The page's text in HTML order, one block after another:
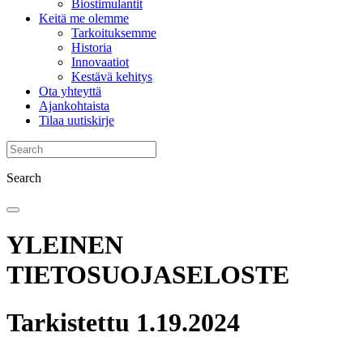
Biostimulantit
Keitä me olemme
Tarkoituksemme
Historia
Innovaatiot
Kestävä kehitys
Ota yhteyttä
Ajankohtaista
Tilaa uutiskirje
Search
YLEINEN
TIETOSUOJASELOSTE
Tarkistettu 1.19.2024